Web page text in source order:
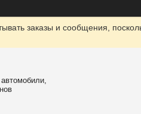
заказы и сообщения,